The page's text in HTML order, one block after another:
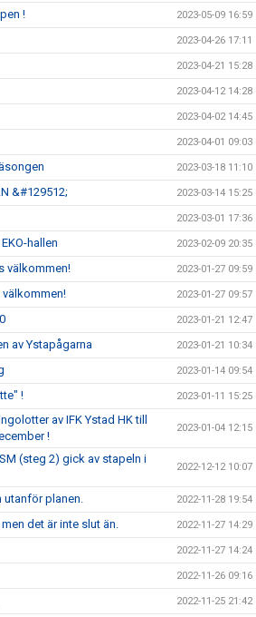
! 2023-05-09 16:59
2023-04-26 17:11
2023-04-21 15:28
2023-04-12 14:28
2023-04-02 14:45
2023-04-01 09:03
2023-03-18 11:10
&#129512; 2023-03-14 15:25
2023-03-01 17:36
hallen 2023-02-09 20:35
välkommen! 2023-01-27 09:59
välkommen! 2023-01-27 09:57
2023-01-21 12:47
av Ystapågarna 2023-01-21 10:34
2023-01-14 09:54
! 2023-01-11 15:25
av IFK Ystad HK till
!
2023-01-04 12:15
(steg 2) gick av stapeln i
2022-12-12 10:07
utanför planen. 2022-11-28 19:54
det är inte slut än. 2022-11-27 14:29
2022-11-27 14:24
2022-11-26 09:16
2022-11-25 21:42